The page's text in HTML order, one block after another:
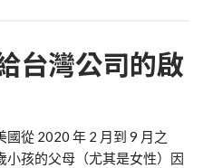
台灣公司的啟
國從 2020年 2 月到9 月之
小孩的父母（尤其是女性）因